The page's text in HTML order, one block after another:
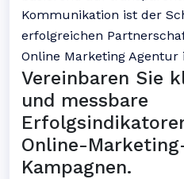
Kommunikation ist der
erfolgreichen
Online Marketing
Vereinbaren Sie
und messbare
Online-
Kampagnen.